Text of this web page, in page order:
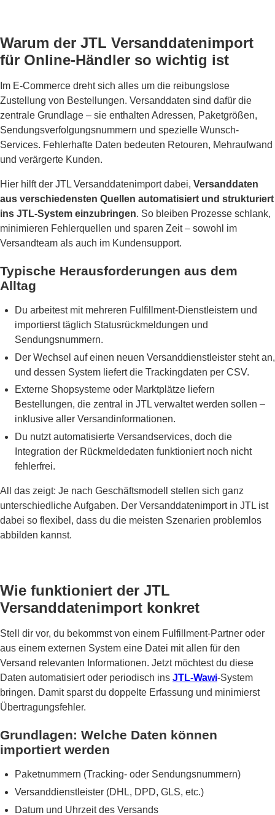
Warum der JTL Versanddatenimport
für Online-Händler so wichtig ist
Im E-Commerce dreht sich alles um die reibungslose
Zustellung von Bestellungen. Versanddaten sind dafür die
zentrale Grundlage – sie enthalten Adressen, Paketgrößen,
Sendungsverfolgungsnummern und spezielle Wunsch-
Services. Fehlerhafte Daten bedeuten Retouren, Mehraufwand
und verärgerte Kunden.
Hier hilft der JTL Versanddatenimport dabei, Versanddaten
aus verschiedensten Quellen automatisiert und strukturiert
ins JTL-System einzubringen. So bleiben Prozesse schlank,
minimieren Fehlerquellen und sparen Zeit – sowohl im
Versandteam als auch im Kundensupport.
Typische Herausforderungen aus dem
Alltag
Du arbeitest mit mehreren Fulfillment-Dienstleistern und
importierst täglich Statusrückmeldungen und
Sendungsnummern.
Der Wechsel auf einen neuen Versanddienstleister steht an,
und dessen System liefert die Trackingdaten per CSV.
Externe Shopsysteme oder Marktplätze liefern
Bestellungen, die zentral in JTL verwaltet werden sollen –
inklusive aller Versandinformationen.
Du nutzt automatisierte Versandservices, doch die
Integration der Rückmeldedaten funktioniert noch nicht
fehlerfrei.
All das zeigt: Je nach Geschäftsmodell stellen sich ganz
unterschiedliche Aufgaben. Der Versanddatenimport in JTL ist
dabei so flexibel, dass du die meisten Szenarien problemlos
abbilden kannst.
Wie funktioniert der JTL
Versanddatenimport konkret
Stell dir vor, du bekommst von einem Fulfillment-Partner oder
aus einem externen System eine Datei mit allen für den
Versand relevanten Informationen. Jetzt möchtest du diese
Daten automatisiert oder periodisch ins JTL-Wawi-System
bringen. Damit sparst du doppelte Erfassung und minimierst
Übertragungsfehler.
Grundlagen: Welche Daten können
importiert werden
Paketnummern (Tracking- oder Sendungsnummern)
Versanddienstleister (DHL, DPD, GLS, etc.)
Datum und Uhrzeit des Versands